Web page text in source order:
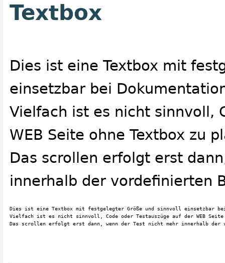
Textbox
Dies ist eine Textbox mit
einsetzbar bei
Vielfach ist es nicht sinnvoll,
WEB Seite ohne Textbox zu
Das scrollen erfolgt erst
innerhalb der vordefinierten
Dies ist eine Textbox mit festgelegter Größe und sinnvoll einsetzbar bei
Vielfach ist es nicht sinnvoll, Code oder Testauszüge auf der WEB